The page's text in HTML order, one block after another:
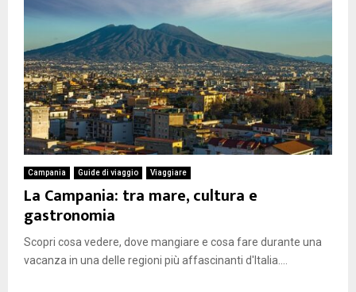
Campania Guide di viaggio Viaggiare
La Campania: tra mare, cultura e
gastronomia
Scopri cosa vedere, dove mangiare e cosa fare durante una
vacanza in una delle regioni più affascinanti d'Italia....